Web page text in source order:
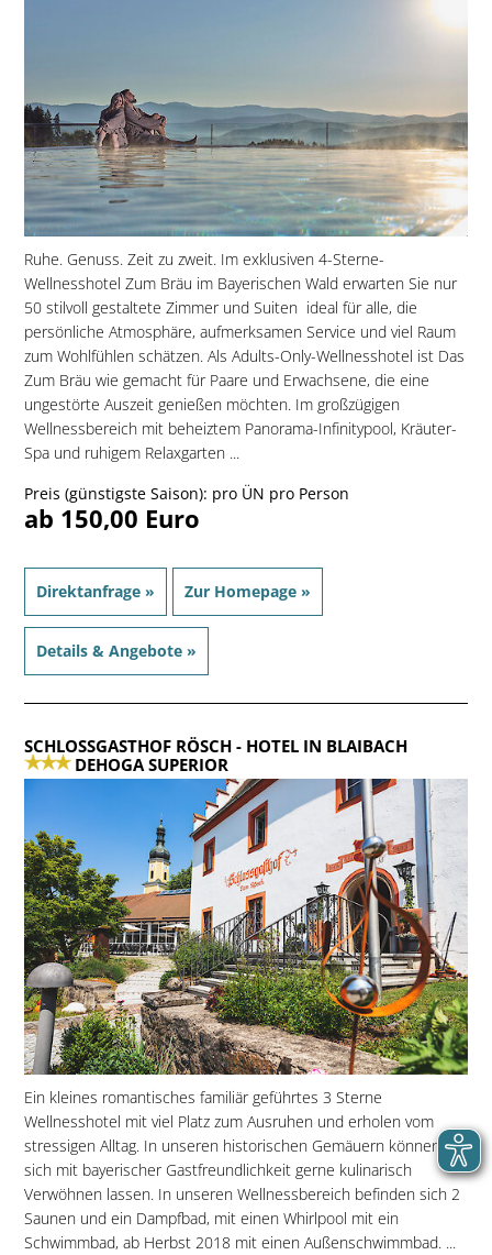
Ruhe. Genuss. Zeit zu zweit. Im exklusiven 4-Sterne-
Wellnesshotel Zum Bräu im Bayerischen Wald erwarten Sie nur
50 stilvoll gestaltete Zimmer und Suiten  ideal für alle, die
persönliche Atmosphäre, aufmerksamen Service und viel Raum
zum Wohlfühlen schätzen. Als Adults-Only-Wellnesshotel ist Das
Zum Bräu wie gemacht für Paare und Erwachsene, die eine
ungestörte Auszeit genießen möchten. Im großzügigen
Wellnessbereich mit beheiztem Panorama-Infinitypool, Kräuter-
Spa und ruhigem Relaxgarten ...
Preis (günstigste Saison): pro ÜN pro Person
ab 150,00 Euro
Direktanfrage » Zur Homepage »
Details & Angebote »
SCHLOSSGASTHOF RÖSCH- HOTEL IN BLAIBACH
DEHOGA SUPERIOR
Ein kleines romantisches familiär geführtes 3 Sterne
Wellnesshotel mit viel Platz zum Ausruhen und erholen vom
stressigen Alltag. In unseren historischen Gemäuern können sie
sich mit bayerischer Gastfreundlichkeit gerne kulinarisch
Verwöhnen lassen. In unseren Wellnessbereich befinden sich 2
Saunen und ein Dampfbad, mit einen Whirlpool mit ein
Schwimmbad, ab Herbst 2018 mit einen Außenschwimmbad. ...